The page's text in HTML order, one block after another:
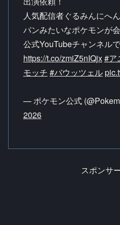
人気配信者ぐるみんにへ
パンみたいなポケモンが
公式YouTubeチャンネル
https://t.co/zmiZ5nIQjx#ア
モッチ #バウッツェル
— ポケモン公式
2026
スポンサ